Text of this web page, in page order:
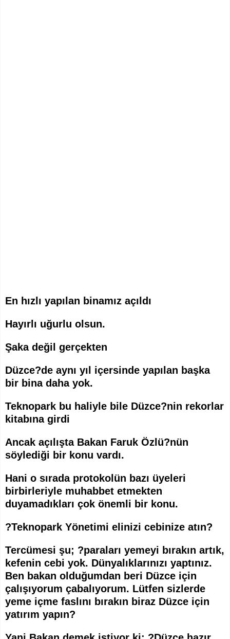
En hızlı yapılan binamız açıldı
Hayırlı uğurlu olsun.
Şaka değil gerçekten
Düzce?de aynı yıl içersinde yapılan başka
bir bina daha yok.
Teknopark bu haliyle bile Düzce?nin rekorlar
kitabına girdi
Ancak açılışta Bakan Faruk Özlü?nün
söylediği bir konu vardı.
Hani o sırada protokolün bazı üyeleri
birbirleriyle muhabbet etmekten
duyamadıkları çok önemli bir konu.
?Teknopark Yönetimi elinizi cebinize atın?
Tercümesi şu; ?paraları yemeyi bırakın artık,
kefenin cebi yok. Dünyalıklarınızı yaptınız.
Ben bakan olduğumdan beri Düzce için
çalışıyorum çabalıyorum. Lütfen sizlerde
yeme içme faslını bırakın biraz Düzce için
yatırım yapın?